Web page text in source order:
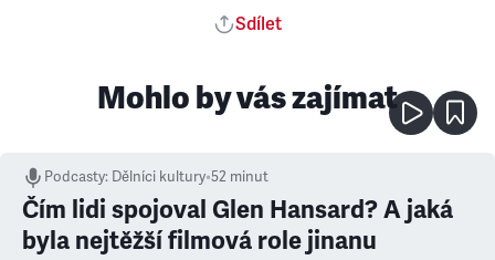
Sdílet
Mohlo by vás zajímat
Podcasty: Dělníci kultury•52 minut
Čím lidi spojoval Glen Hansard? A jaká
byla nejtěžší filmová role jinanu